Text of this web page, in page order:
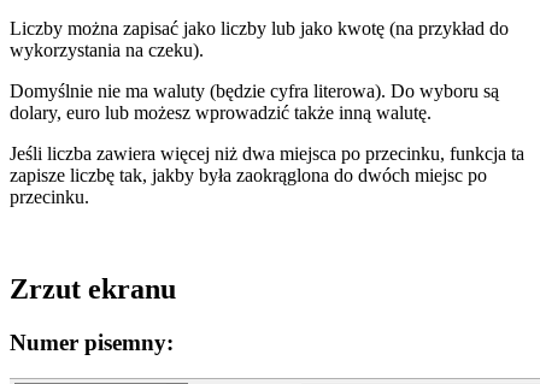
Liczby można zapisać jako liczby lub jako kwotę (na przykład do
wykorzystania na czeku).
Domyślnie nie ma waluty (będzie cyfra literowa). Do wyboru są
dolary, euro lub możesz wprowadzić także inną walutę.
Jeśli liczba zawiera więcej niż dwa miejsca po przecinku, funkcja ta
zapisze liczbę tak, jakby była zaokrąglona do dwóch miejsc po
przecinku.
Zrzut ekranu
Numer pisemny: